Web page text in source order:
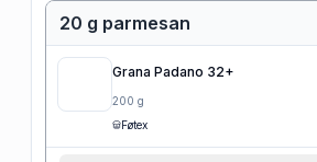
20 g parmesan
Grana Padano 32+
200 g
Føtex